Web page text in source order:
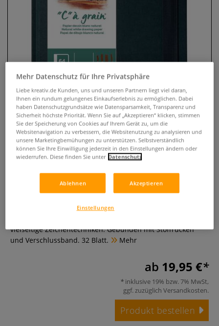
CANSON® „C” à grain® ART
BOOK, Skizzenbuch, 224 g/qm
CANSON® „C” à grain® ART BOOK Skizzenbuch mit 224
vielseitige Zeichentechniken. Gebunden mit Stoffrücken
und Verschlussband. 32 Blatt.
Mehr
ab 19,95 €
inklusive 19% bzw. 7% MwSt,
ggf. zuzüglich Versandkosten.
Produkt bestellen
Mehr Datenschutz für Ihre Privatsphäre
Liebe kreativ.de Kunden, uns und unseren Partnern liegt viel daran,
Ihnen ein rundum gelungenes Einkaufserlebnis zu ermöglichen. Dabei
haben Datenschutzgrundsätze wie Datensparsamkeit, Transparenz und
Sicherheit höchste Priorität. Wenn Sie auf „Akzeptieren“ klicken, stimmen
Sie der Speicherung von Cookies auf Ihrem Gerät zu, um die
Websitenavigation zu verbessern, die Websitenutzung zu analysieren und
unsere Marketingbemühungen zu unterstützen. Selbstverständlich
können Sie Ihre Einwilligung jederzeit in den Einstellungen ändern oder
wiederrufen. Diese finden Sie unter Datenschutz
Ablehnen Akzeptieren
Einstellungen